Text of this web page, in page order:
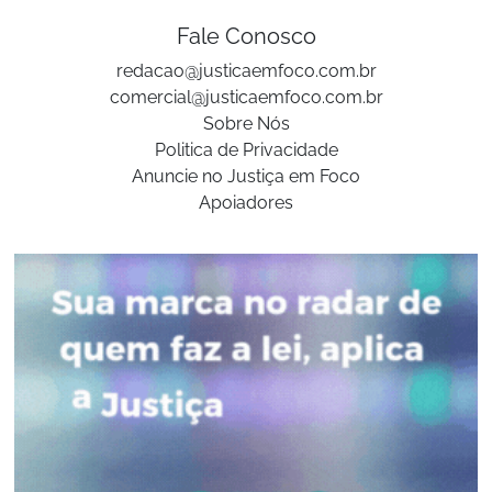
Fale Conosco
redacao@justicaemfoco.com.br
comercial@justicaemfoco.com.br
Sobre Nós
Politica de Privacidade
Anuncie no Justiça em Foco
Apoiadores